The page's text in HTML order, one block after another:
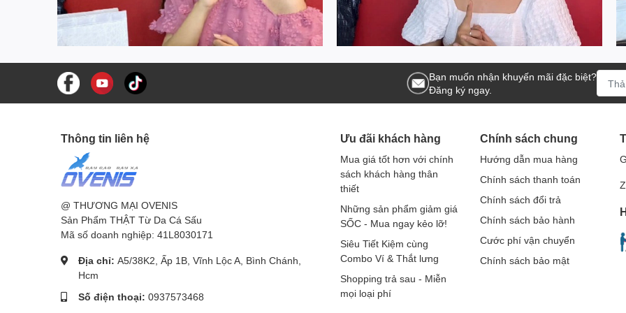
Bạn muốn nhận khuyến mãi đặc biệt?
Đăng ký ngay.
Thông tin liên hệ
@ THƯƠNG MẠI OVENIS
Sản Phẩm THẬT Từ Da Cá Sấu
Mã số doanh nghiệp: 41L8030171
Địa chỉ: A5/38K2, Ấp 1B, Vĩnh Lộc A, Bình Chánh,
Hcm
Số điện thoại: 0937573468
Ưu đãi khách hàng
Mua giá tốt hơn với chính
sách khách hàng thân
thiết
Những sản phẩm giảm giá
SỐC - Mua ngay kẻo lỡ!
Siêu Tiết Kiệm cùng
Combo Ví & Thắt lưng
Shopping trả sau - Miễn
mọi loại phí
Chính sách chung
Hướng dẫn mua hàng
Chính sách thanh toán
Chính sách đổi trả
Chính sách bảo hành
Cước phí vận chuyển
Chính sách bảo mật